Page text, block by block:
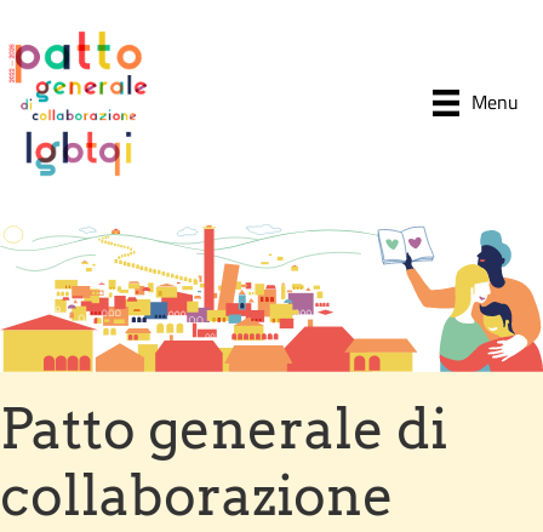
Menu
Patto generale di
collaborazione